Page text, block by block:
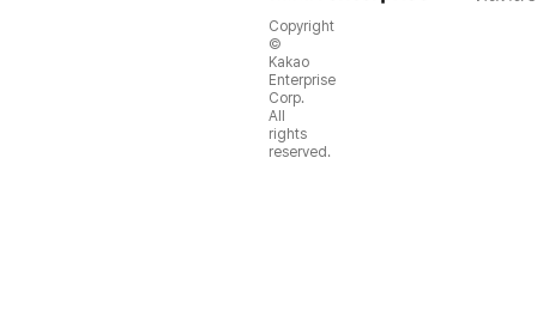
Copyright
©
Kakao
Enterprise
Corp.
All
rights
reserved.